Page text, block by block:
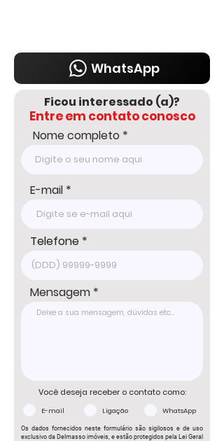
WhatsApp
Ficou interessado (a)?
Entre em contato conosco
Nome completo
E-mail
Telefone
Mensagem
Você deseja receber o contato como:
E-mail Ligação WhatsApp
Os dados fornecidos neste formulário são sigilosos e de uso
exclusivo da Delmasso imóveis, e estão protegidos pela Lei Geral